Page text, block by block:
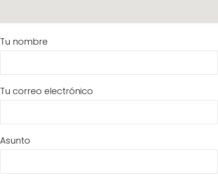
Tu nombre
Tu correo electrónico
Asunto